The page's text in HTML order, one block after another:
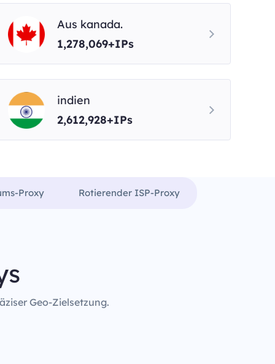
Aus kanada.
1,278,069+IPs
indien
2,612,928+IPs
Proxy Rotierender ISP-Proxy
Geo-Zielsetzung.